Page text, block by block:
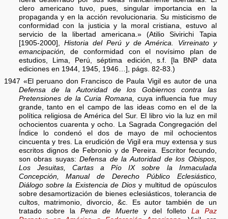
clero americano tuvo, pues, singular importancia en la
propaganda y en la acción revolucionaria. Su misticismo de
conformidad con la justicia y la moral cristiana, estuvo al
servicio de la libertad americana.» (Atilio Sivirichi Tapia
[1905-2000], Historia del Perú y de América. Virreinato y
emancipación, de conformidad con el novísimo plan de
estudios, Lima, Perú, séptima edición, s.f. [la BNP data
ediciones en 1944, 1945, 1946…], págs. 82-83.)
1947 «El peruano don Francisco de Paula Vigil es autor de una
Defensa de la Autoridad de los Gobiernos contra las
Pretensiones de la Curia Romana, cuya influencia fue muy
grande, tanto en el campo de las ideas como en el de la
política religiosa de América del Sur. El libro vio la luz en mil
ochocientos cuarenta y ocho. La Sagrada Congregación del
Índice lo condenó el dos de mayo de mil ochocientos
cincuenta y tres. La erudición de Vigil era muy extensa y sus
escritos dignos de Febronio y de Pereira. Escritor fecundo,
son obras suyas:Defensa de la Autoridad de los Obispos,
Los Jesuitas, Cartas a Pío IX sobre la Inmaculada
Concepción, Manual de Derecho Público Eclesiástico,
Diálogo sobre la Existencia de Diosy multitud de opúsculos
sobre desamortización de bienes eclesiásticos, tolerancia de
cultos, matrimonio, divorcio, &c. Es autor también de un
tratado sobre laPena de Muerte y del folleto La Paz